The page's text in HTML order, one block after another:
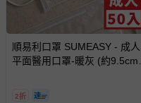
順易利口罩 SUMEASY - 成人
平面醫用口罩-暖灰 (約9.5cm x
2折